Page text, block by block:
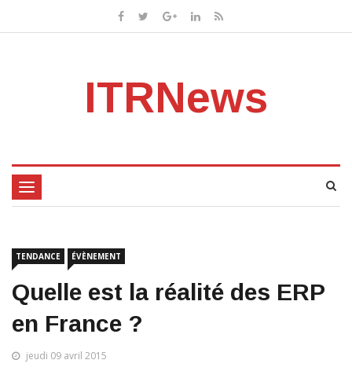
ITRNews
Toggle
navigation
TENDANCE ÉVÈNEMENT
Quelle est la réalité des ERP
en France ?
jeudi 09 avril 2015